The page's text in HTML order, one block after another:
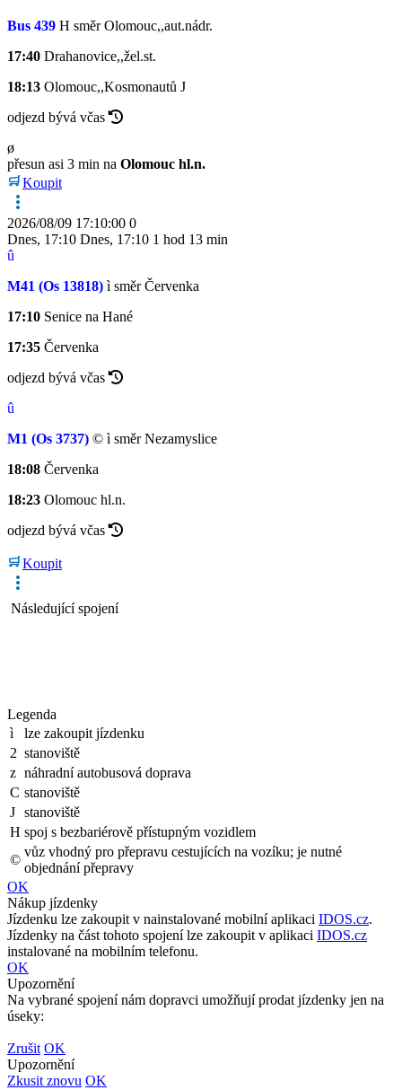
Bus 439 H směr Olomouc,,aut.nádr.
17:40 Drahanovice,,žel.st.
18:13 Olomouc,,Kosmonautů J
odjezd bývá včas
ø
přesun asi 3 min na Olomouc hl.n.
Koupit
2026/08/09 17:10:00 0
Dnes, 17:10 Dnes, 17:10 1 hod 13 min
û
M41 (Os 13818) ì směr Červenka
17:10 Senice na Hané
17:35 Červenka
odjezd bývá včas
û
M1 (Os 3737) © ì směr Nezamyslice
18:08 Červenka
18:23 Olomouc hl.n.
odjezd bývá včas
Koupit
Následující spojení
Legenda
ì
lze zakoupit jízdenku
2 stanoviště
z náhradní autobusová doprava
C stanoviště
J stanoviště
H spoj s bezbariérově přístupným vozidlem
©
vůz vhodný pro přepravu cestujících na vozíku; je nutné
objednání přepravy
OK
Nákup jízdenky
Jízdenku lze zakoupit v nainstalované mobilní aplikaci IDOS.cz.
Jízdenky na část tohoto spojení lze zakoupit v aplikaci IDOS.cz
instalované na mobilním telefonu.
OK
Upozornění
Na vybrané spojení nám dopravci umožňují prodat jízdenky jen na
úseky:
Zrušit OK
Upozornění
Zkusit znovu OK